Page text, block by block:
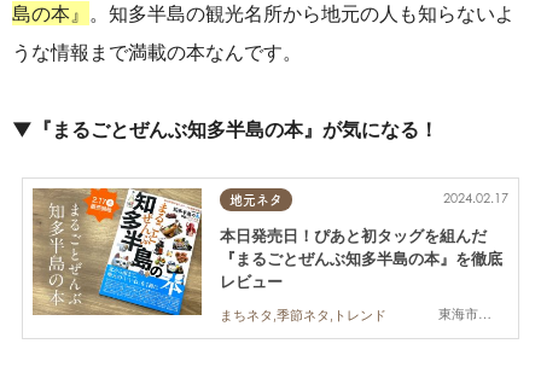
島の本』 。知多半島の観光名所から地元の人も知らないよ
うな情報まで満載の本なんです。
▼『まるごとぜんぶ知多半島の本』が気になる！
地元ネタ
東海市,大府市,知多市,東浦町,阿久比町,半田市,常滑市,武豊町,美浜町,南知多町
2024.02.17
本日発売日！ぴあと初タッグを組んだ
『まるごとぜんぶ知多半島の本』を徹底
レビュー
まちネタ,季節ネタ,トレンド